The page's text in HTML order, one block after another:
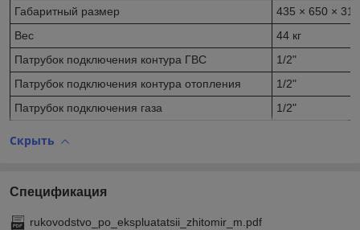
Габаритный размер
435 × 650 ×
Вес
44 кг
Патрубок подключения контура ГВС
1/2"
Патрубок подключения контура отопления
1/2"
Патрубок подключения газа
1/2"
Скрыть
Спецификация
rukovodstvo_po_ekspluatatsii_zhitomir_m.pdf